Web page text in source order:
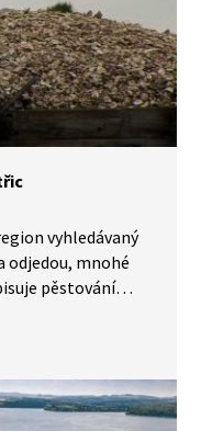
vyhledávaný
odjedou, mnohé
pěstování